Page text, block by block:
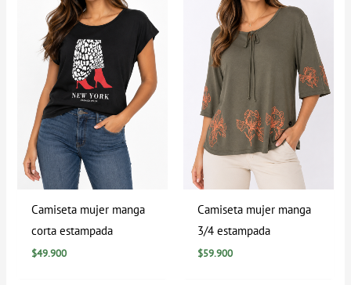
Camiseta mujer manga
corta estampada
$49.900
Camiseta mujer manga
3/4 estampada
$59.900